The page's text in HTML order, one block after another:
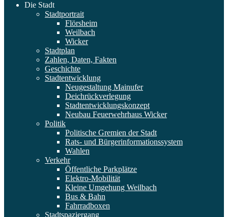
Die Stadt
Stadtportrait
Flörsheim
Weilbach
Wicker
Stadtplan
Zahlen, Daten, Fakten
Geschichte
Stadtentwicklung
Neugestaltung Mainufer
Deichrückverlegung
Stadtentwicklungskonzept
Neubau Feuerwehrhaus Wicker
Politik
Politische Gremien der Stadt
Rats- und Bürgerinformationssystem
Wahlen
Verkehr
Öffentliche Parkplätze
Elektro-Mobilität
Kleine Umgehung Weilbach
Bus & Bahn
Fahrradboxen
Stadtspaziergang